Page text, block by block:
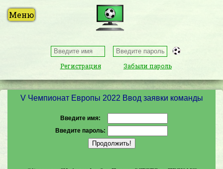
Регистрация Забыли пароль